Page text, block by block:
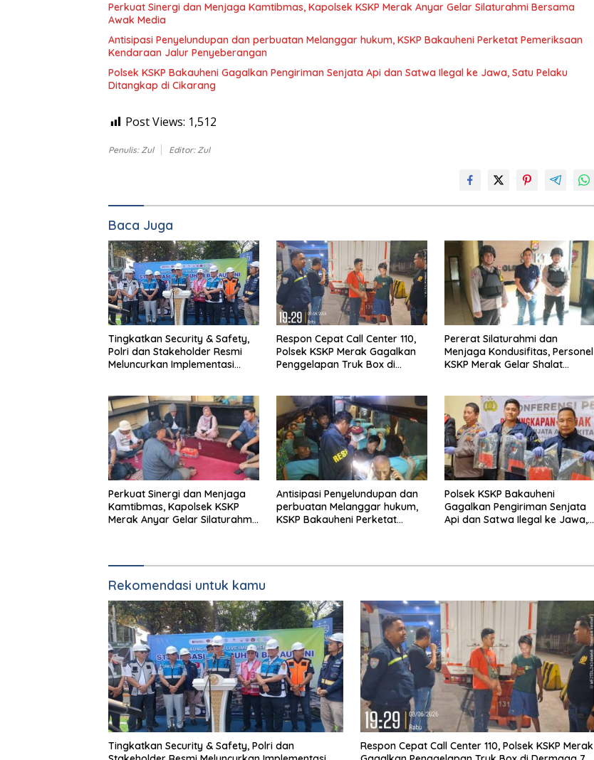
Perkuat Sinergi dan Menjaga Kamtibmas, Kapolsek KSKP Merak Anyar Gelar Silaturahmi Bersama
Awak Media
Antisipasi Penyelundupan dan perbuatan Melanggar hukum, KSKP Bakauheni Perketat Pemeriksaan
Kendaraan Jalur Penyeberangan
Polsek KSKP Bakauheni Gagalkan Pengiriman Senjata Api dan Satwa Ilegal ke Jawa, Satu Pelaku
Ditangkap di Cikarang
Post Views: 1,512
Penulis: Zul Editor: Zul
Baca Juga
Tingkatkan Security & Safety,
Polri dan Stakeholder Resmi
Meluncurkan Implementasi
Respon Cepat Call Center 110,
Polsek KSKP Merak Gagalkan
Penggelapan Truk Box di
Pererat Silaturahmi dan
Menjaga Kondusifitas, Personel
KSKP Merak Gelar Shalat
Perkuat Sinergi dan Menjaga
Kamtibmas, Kapolsek KSKP
Merak Anyar Gelar Silaturahmi
Antisipasi Penyelundupan dan
perbuatan Melanggar hukum,
KSKP Bakauheni Perketat
Polsek KSKP Bakauheni
Gagalkan Pengiriman Senjata
Api dan Satwa Ilegal ke Jawa,
Rekomendasi untuk kamu
Tingkatkan Security & Safety, Polri dan
Respon Cepat Call Center 110, Polsek KSKP Merak